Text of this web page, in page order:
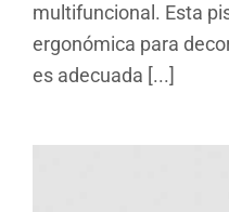
multifuncional. Esta
ergonómica para
es adecuada [...]